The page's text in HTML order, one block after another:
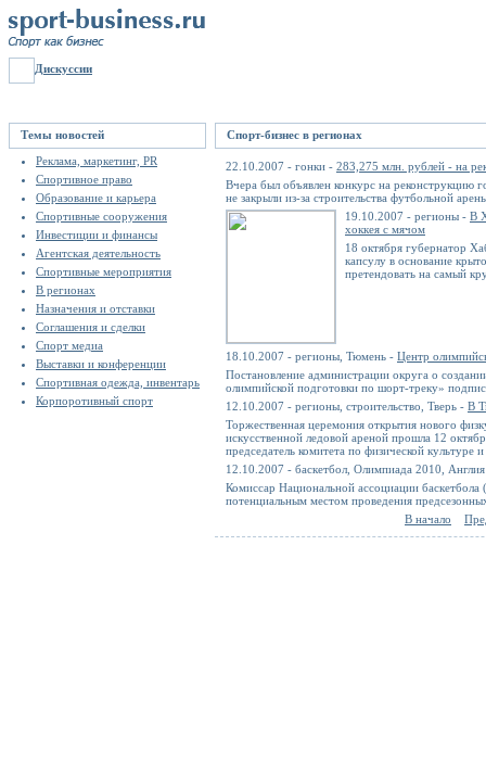
Дискуссии
Темы новостей
Реклама, маркетинг, PR
Спортивное право
Образование и карьера
Спортивные сооружения
Инвестиции и финансы
Агентская деятельность
Спортивные мероприятия
В регионах
Назначения и отставки
Соглашения и сделки
Спорт медиа
Выставки и конференции
Спортивная одежда, инвентарь
Корпоротивный спорт
Спорт-бизнес в регионах
22.10.2007 - гонки - 283,275 млн. рублей - на
Вчера был объявлен конкурс на реконструкцию
не закрыли из-за строительства футбольной
19.10.2007 - регионы - В
хоккея с мячом
18 октября губернатор
капсулу в основание
претендовать на самый
18.10.2007 - регионы, Тюмень - Центр
Постановление администрации округа о
олимпийской подготовки по шорт-треку»
12.10.2007 - регионы, строительство, Тверь - В
Торжественная церемония открытия нового
искусственной ледовой ареной прошла 12
председатель комитета по физической культуре
12.10.2007 - баскетбол, Олимпиада 2010,
Комиссар Национальной ассоциации
потенциальным местом проведения
В начало